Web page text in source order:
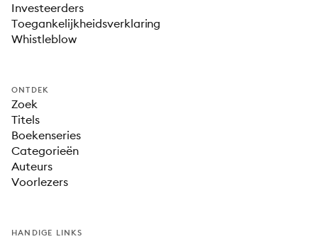
Investeerders
Toegankelijkheidsverklaring
Whistleblow
ONTDEK
Zoek
Titels
Boekenseries
Categorieën
Auteurs
Voorlezers
HANDIGE LINKS